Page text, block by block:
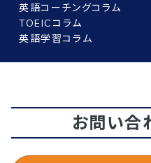
英語コーチングコラム
TOEICコラム
英語学習コラム
お問い合